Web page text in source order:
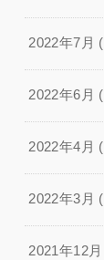
2022年7月
2022年6月
2022年4月
2022年3月
2021年12